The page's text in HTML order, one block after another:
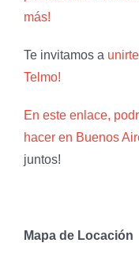
más!
Te invitamos a
Telmo!
En este enlace,
hacer en Buenos
juntos!
Mapa de Locación